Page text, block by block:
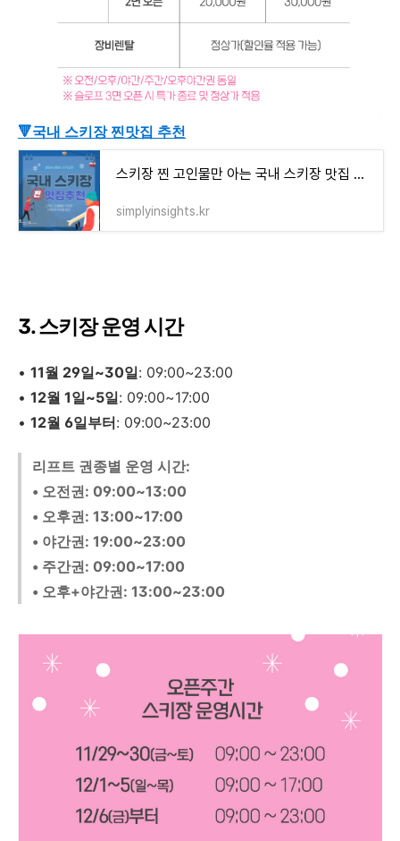
🔻국내 스키장 찐맛집 추천
스키장 찐 고인물만 아는 국내 스키장 맛집 TOP5 - 2425시즌 방문 필수!
simplyinsights.kr
3. 스키장 운영 시간
• 11월 29일~30일: 09:00~23:00
• 12월 1일~5일: 09:00~17:00
• 12월 6일부터: 09:00~23:00
리프트 권종별 운영 시간:
• 오전권: 09:00~13:00
• 오후권: 13:00~17:00
• 야간권: 19:00~23:00
• 주간권: 09:00~17:00
• 오후+야간권: 13:00~23:00